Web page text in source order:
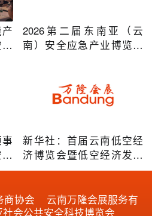
2026第二届东南亚（云
南）安全应急产业博览会
新华社：首届云南低空经
济博览会暨低空经济发展
大会成效凸显
商协会
云南万隆会展服务有
会公共安全科技博览会